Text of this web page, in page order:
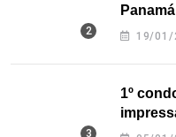
nos19/01/
1º
Texas